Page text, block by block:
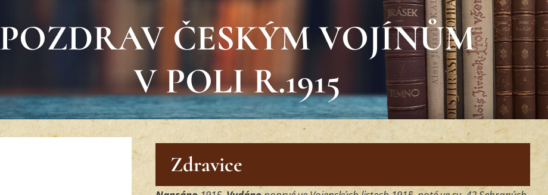
POZDRAV ČESKÝM VOJÍNŮM
V POLI R.1915
Zdravice